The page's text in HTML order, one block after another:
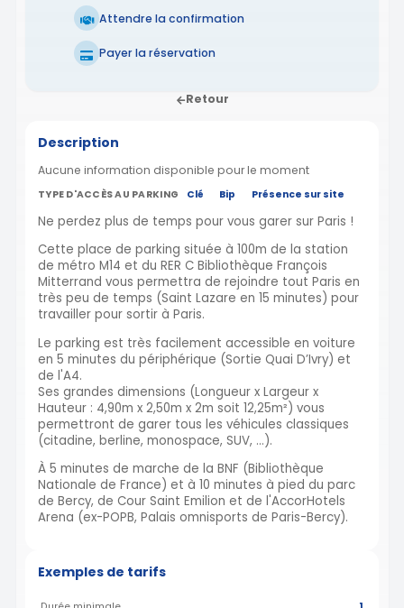
Attendre la confirmation
Payer la réservation
Retour
Description
Aucune information disponible pour le moment
TYPE D'ACCÈS AU PARKING Clé Bip Présence sur site
Ne perdez plus de temps pour vous garer sur Paris !
Cette place de parking située à 100m de la station
de métro M14 et du RER C Bibliothèque François
Mitterrand vous permettra de rejoindre tout Paris en
très peu de temps (Saint Lazare en 15 minutes) pour
travailler pour sortir à Paris.
Le parking est très facilement accessible en voiture
en 5 minutes du périphérique (Sortie Quai D’Ivry) et
de l'A4.
Ses grandes dimensions (Longueur x Largeur x
Hauteur : 4,90m x 2,50m x 2m soit 12,25m²) vous
permettront de garer tous les véhicules classiques
(citadine, berline, monospace, SUV, ...).
À 5 minutes de marche de la BNF (Bibliothèque
Nationale de France) et à 10 minutes à pied du parc
de Bercy, de Cour Saint Emilion et de l'AccorHotels
Arena (ex-POPB, Palais omnisports de Paris-Bercy).
Exemples de tarifs